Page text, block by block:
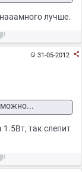
лучше.
31-05-2012 
так слепит